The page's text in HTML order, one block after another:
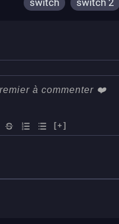
switch switch 2
[+]